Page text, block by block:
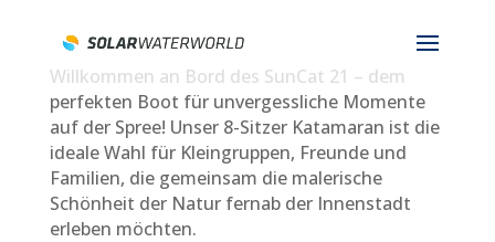
Willkommen an Bord des SunCat 21 – dem
perfekten Boot für unvergessliche Momente
auf der Spree! Unser 8-Sitzer Katamaran ist die
ideale Wahl für Kleingruppen, Freunde und
Familien, die gemeinsam die malerische
Schönheit der Natur fernab der Innenstadt
erleben möchten.